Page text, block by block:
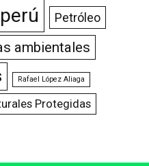
perú Petróleo
ambientales
Rafael López Aliaga
Protegidas